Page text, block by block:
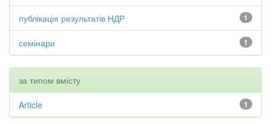
1
публікація результатів НДР
1
семінари
за типом вмісту
1
Article